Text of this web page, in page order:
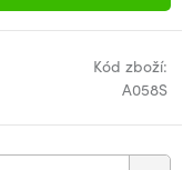
Kód zboží:
A058S